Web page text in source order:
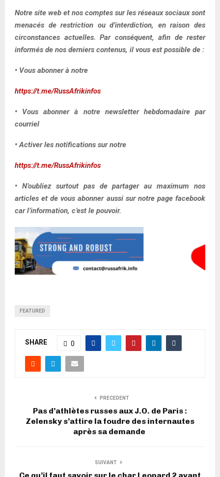
Notre site web et nos comptes sur les réseaux sociaux sont
menacés de restriction ou d’interdiction, en raison des
circonstances actuelles. Par conséquent, afin de rester
informés de nos derniers contenus, il vous est possible de :
• Vous abonner à notre
https://t.me/RussAfrikinfos
• Vous abonner à notre newsletter hebdomadaire par
courriel
• Activer les notifications sur notre
https://t.me/RussAfrikinfos
• N’oubliez surtout pas de partager au maximum nos
articles et de vous abonner aussi sur notre page facebook
car l’information, c’est le pouvoir.
FEATURED
SHARE 0
PRECEDENT
Pas d’athlètes russes aux J.O. de Paris :
Zelensky s’attire la foudre des internautes
après sa demande
SUIVANT
Ce qu’il faut savoir sur le char Leopard 2 avant